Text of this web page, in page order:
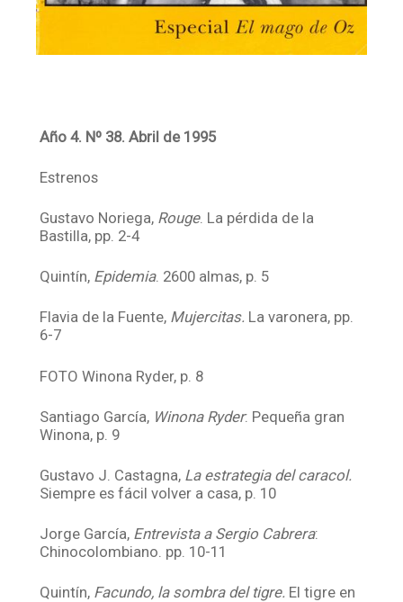
Año 4. Nº 38. Abril de 1995
Estrenos
Gustavo Noriega, Rouge. La pérdida de la
Bastilla, pp. 2-4
Quintín, Epidemia. 2600 almas, p. 5
Flavia de la Fuente, Mujercitas. La varonera, pp.
6-7
FOTO Winona Ryder, p. 8
Santiago García, Winona Ryder: Pequeña gran
Winona, p. 9
Gustavo J. Castagna, La estrategia del caracol.
Siempre es fácil volver a casa, p. 10
Jorge García, Entrevista a Sergio Cabrera:
Chinocolombiano. pp. 10-11
Quintín, Facundo, la sombra del tigre. El tigre en